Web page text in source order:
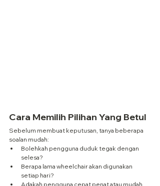
Cara Memilih Pilihan Yang Betul
Sebelum membuat keputusan, tanya beberapa
soalan mudah:
Bolehkah pengguna duduk tegak dengan
selesa?
Berapa lama wheelchair akan digunakan
setiap hari?
Adakah pengguna cepat penat atau mudah